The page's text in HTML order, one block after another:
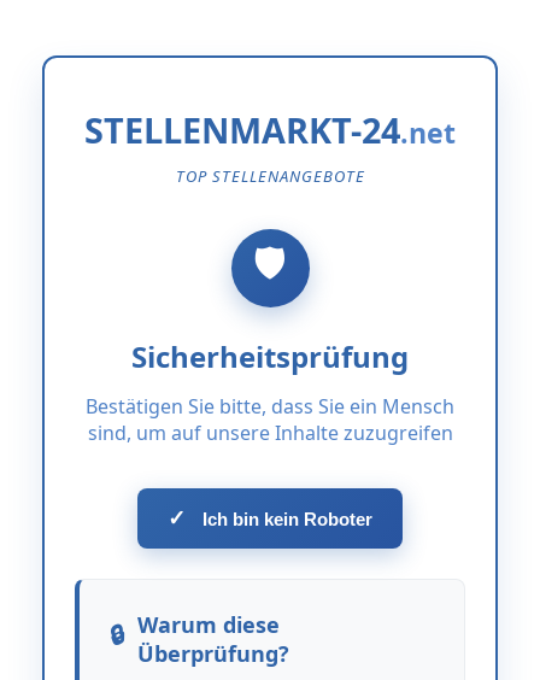
STELLENMARKT-24
TOP STELLENANGEBOTE
Sicherheitsprüfung
Bestätigen Sie bitte, dass Sie ein Mensch
sind, um auf unsere Inhalte zuzugreifen
✓ Ich bin kein Roboter
Warum diese
Überprüfung?